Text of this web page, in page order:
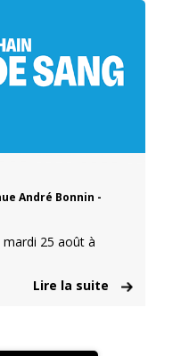
André Bonnin -
25 août à
Lire la suite